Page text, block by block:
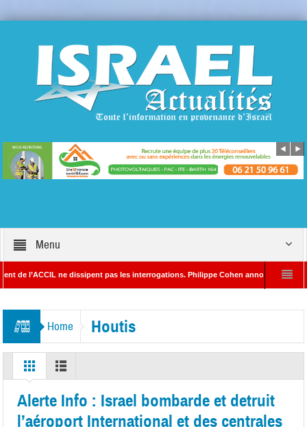
Menu
ne dissipent pas les interrogations. Philippe Cohen annonce se réserver
Home Houtis
Alerte Info : Israel bombarde et detruit
l’aéroport International et des centrales